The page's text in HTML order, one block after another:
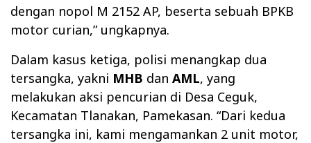
dengan nopol M 2152 AP, beserta sebuah BPKB
motor curian,” ungkapnya.
Dalam kasus ketiga, polisi menangkap dua
tersangka, yakni MHB dan AML, yang
melakukan aksi pencurian di Desa Ceguk,
Kecamatan Tlanakan, Pamekasan. “Dari kedua
tersangka ini, kami mengamankan 2 unit motor,